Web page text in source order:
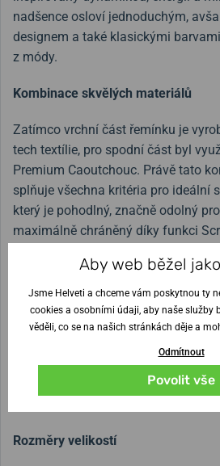
nadšence osloví jednoduchým,
designem a také klasickými
z módy.
Kombinace skvělých materiálů
Zatímco vrchní část řemínku je
tech textílie, pro spodní část byl
Premium Caoutchouc. Právě tato
splňuje všechna kritéria pro ideální
který je pohodlný, značně odolný
maximálně chráněný díky funkci
Parťák pro chytré hodinky
Pokud hledáte ten správný řemínek
který s vámi udrží krok během
právě řemínek Arne trefou do
svou funkčností, ale také tím, jak
Promyšlený rychloupínací systém je
Rozměry velikostí
Aby web běžel
Jsme Helveti a chceme vám poskytnou ty
cookies a osobními údaji, aby naše služby
věděli, co se na našich stránkách děje a
Odmítnout
Povolit vše